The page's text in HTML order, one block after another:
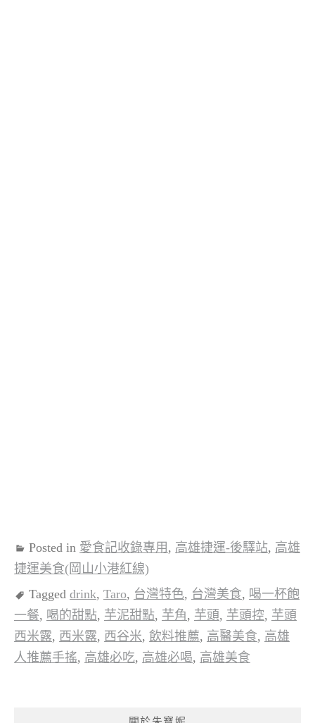
Posted in 愛食記收錄專用 , 高雄捷運-後驛站, 高雄
捷運美食(岡山小港紅線)
Tagged drink, Taro, 台灣特色, 台灣美食, 喝一杯飽
一餐, 喝的甜點, 芋泥甜點, 芋角, 芋頭, 芋頭控, 芋頭
西米露, 西米露, 西谷米, 飲料推薦, 高醫美食, 高雄
人推薦手搖, 高雄必吃, 高雄必喝, 高雄美食